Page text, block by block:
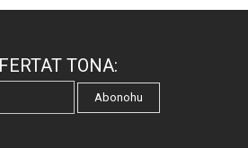
TONA:
Abonohu